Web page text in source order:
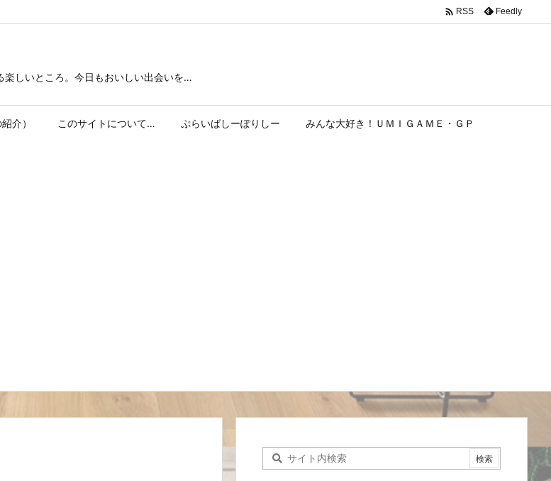
楽しいところ。今日もおいしい出会いを…
介） このサイトについて… ぷらいばしーぽりしー みんな大好き！ＵＭＩＧＡＭＥ・ＧＰ
 RSS Feedly